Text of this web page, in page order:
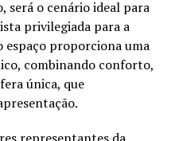
será o cenário ideal para
privilegiada para a
espaço proporciona uma
combinando conforto,
única, que